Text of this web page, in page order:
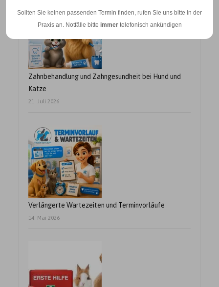
Sollten Sie keinen passenden Termin finden, rufen Sie uns bitte in der
Praxis an. Notfälle bitte immertelefonisch ankündigen
Zahnbehandlung und Zahngesundheit bei Hund und
Katze
21. Juli 2026
Verlängerte Wartezeiten und Terminvorläufe
14. Mai 2026